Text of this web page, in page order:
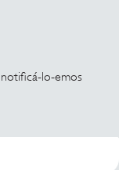
lo-emos